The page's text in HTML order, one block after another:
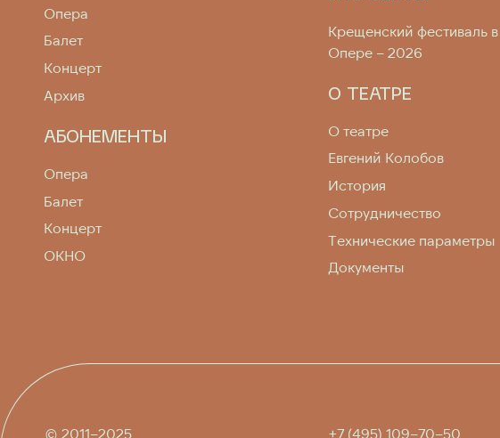
Опера
Балет
Концерт
Архив
АБОНЕМЕНТЫ
Опера
Балет
Концерт
ОКНО
Крещенский фестиваль
Опере – 2026
О ТЕАТРЕ
О театре
Евгений Колобов
История
Сотрудничество
Технические параметры
Документы
© 2011–2025 +7 (495) 109–70–50